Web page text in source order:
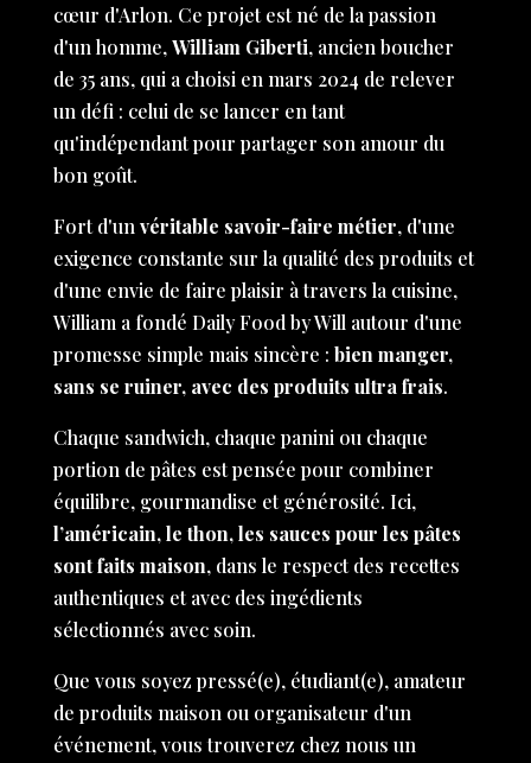
cœur d'Arlon. Ce projet est né de la passion
d'un homme,William Giberti, ancien boucher
de 35 ans, qui a choisi en mars 2024 de relever
un défi : celui de se lancer en tant
qu'indépendant pour partager son amour du
bon goût.
Fort d'unvéritable savoir-faire métier, d'une
exigence constante sur la qualité des produits et
d'une envie de faire plaisir à travers la cuisine,
William a fondé Daily Food by Will autour d'une
promesse simple mais sincère : bien manger,
sans se ruiner, avec des produits ultra frais.
Chaque sandwich, chaque panini ou chaque
portion de pâtes est pensée pour combiner
équilibre, gourmandise et générosité. Ici,
l’américain, le thon, les sauces pour les pâtes
sont faits maison, dans le respect des recettes
authentiques et avec des ingédients
sélectionnés avec soin.
Que vous soyez pressé(e), étudiant(e), amateur
de produits maison ou organisateur d'un
événement, vous trouverez chez nous un